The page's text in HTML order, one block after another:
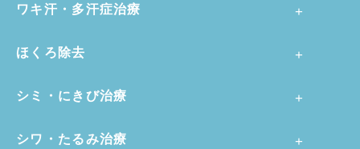
ワキ汗・多汗症治療
ほくろ除去
シミ・にきび治療
シワ・たるみ治療